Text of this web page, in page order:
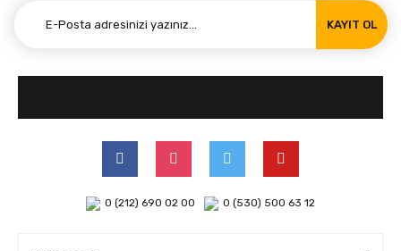
KAYIT OL
0 (212) 690 02 00 0 (530) 500 63 12